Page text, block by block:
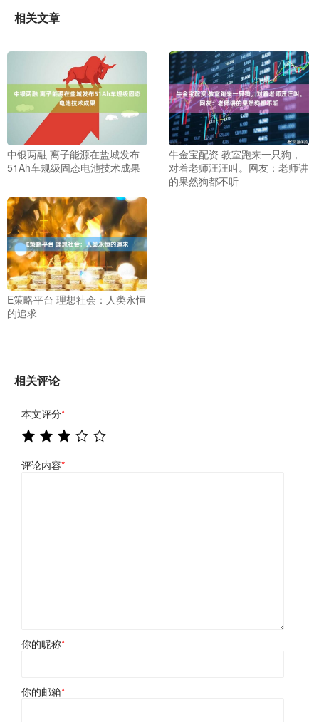
相关文章
中银两融 离子能源在盐城发布
51Ah车规级固态电池技术成果
牛金宝配资 教室跑来一只狗，
对着老师汪汪叫。网友：老师讲
的果然狗都不听
E策略平台 理想社会：人类永恒
的追求
相关评论
本文评分*
评论内容*
你的昵称*
你的邮箱*